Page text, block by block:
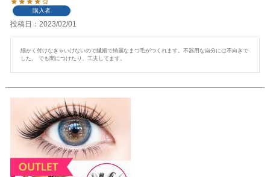
購入者
投稿日 2023/02/01
細かく付けなきゃいけないので繊細で綺麗なまつ毛がつくれます。不器用な自分には不向きで
した。 でも間につけたり、工夫してます。